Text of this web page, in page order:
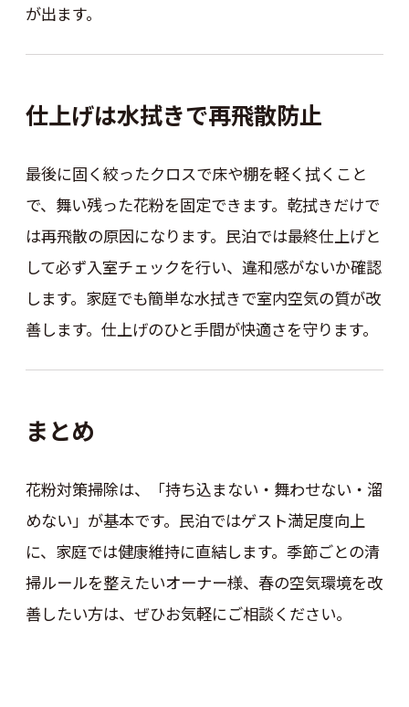
が出ます。
仕上げは水拭きで再飛散防止
最後に固く絞ったクロスで床や棚を軽く拭くこと
で、舞い残った花粉を固定できます。乾拭きだけで
は再飛散の原因になります。民泊では最終仕上げと
して必ず入室チェックを行い、違和感がないか確認
します。家庭でも簡単な水拭きで室内空気の質が改
善します。仕上げのひと手間が快適さを守ります。
まとめ
花粉対策掃除は、「持ち込まない・舞わせない・溜
めない」が基本です。民泊ではゲスト満足度向上
に、家庭では健康維持に直結します。季節ごとの清
掃ルールを整えたいオーナー様、春の空気環境を改
善したい方は、ぜひお気軽にご相談ください。